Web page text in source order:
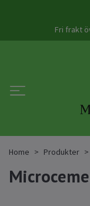
Fri frakt
Home Produkter